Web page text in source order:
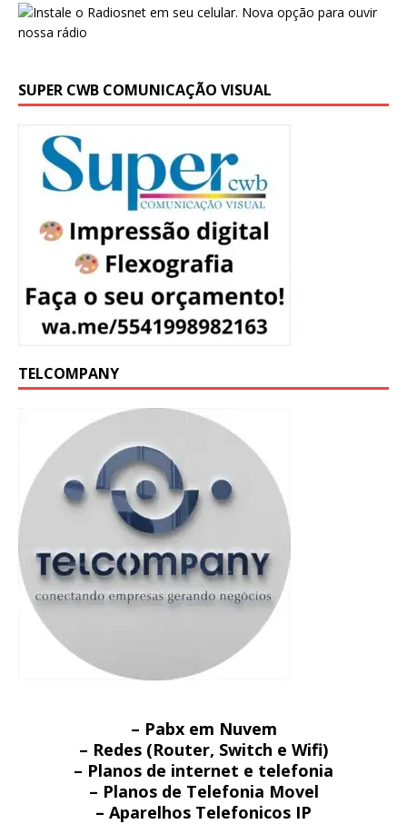
SUPER CWB COMUNICAÇÃO VISUAL
TELCOMPANY
– Pabx em Nuvem
– Redes (Router, Switch e Wifi)
– Planos de internet e telefonia
– Planos de Telefonia Movel
– Aparelhos Telefonicos IP